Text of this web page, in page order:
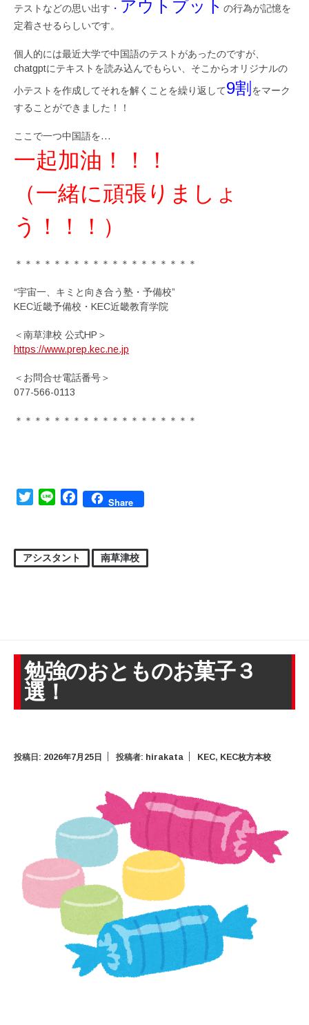
テストなどの思い出す ・ アウトプット の行為が記憶を
定着させるらしいです。
個人的には最近大学で中国語のテストがあったのですが、
chatgptにテキストを読み込んでもらい、そこからオリジナルの
小テストを作成してそれを解くことを繰り返して9割 をマーク
することができました！！
ここで一つ中国語を…
一起加油！！！
（一緒に頑張りましょ
う！！！）
＊＊＊＊＊＊＊＊＊＊＊＊＊＊＊＊＊＊＊
“宇宙一、キミと向き合う塾・予備校”
KEC近畿予備校・KEC近畿教育学院
＜南草津校 公式HP＞
https://www.prep.kec.ne.jp
＜お問合せ電話番号＞
077-566-0113
＊＊＊＊＊＊＊＊＊＊＊＊＊＊＊＊＊＊＊
TwitterLine FacebookShare
アシスタント 南草津校
勉強のおとものお菓子３
選！
投稿日: 2026年7月25日 投稿者: hirakata KEC, KEC枚方本校